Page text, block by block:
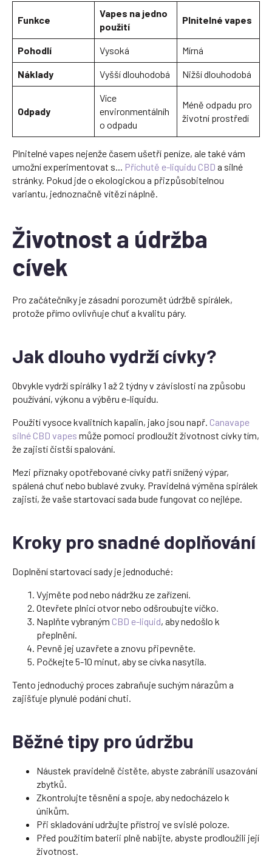
Funkce
Vapes na jedno
použití
Plnitelné vapes
Pohodlí Vysoká Mírná
Náklady Vyšší dlouhodobá Nižší dlouhodobá
Odpady
Více
environmentálníh
o odpadu
Méně odpadu pro
životní prostředí
Plnitelné vapes nejenže časem ušetří peníze, ale také vám
umožní experimentovat s...
Příchutě e-liquidu CBD a silné
stránky. Pokud jde o ekologickou a přizpůsobitelnou
variantu, jednoznačně vítězí náplně.
Životnost a údržba
cívek
Pro začátečníky je zásadní porozumět údržbě spirálek,
protože přímo ovlivňuje chuť a kvalitu páry.
Jak dlouho vydrží cívky?
Obvykle vydrží spirálky 1 až 2 týdny v závislosti na způsobu
používání, výkonu a výběru e-liquidu.
Použití vysoce kvalitních kapalin, jako jsou např. Canavape
silné CBD vapes může pomoci prodloužit životnost cívky tím,
že zajistí čistší spalování.
Mezi příznaky opotřebované cívky patří snížený výpar,
spálená chuť nebo bublavé zvuky. Pravidelná výměna spirálek
zajistí, že vaše startovací sada bude fungovat co nejlépe.
Kroky pro snadné doplňování
Doplnění startovací sady je jednoduché:
Vyjměte pod nebo nádržku ze zařízení.
Otevřete plnicí otvor nebo odšroubujte víčko.
Naplňte vybraným CBD e-liquid, aby nedošlo k
přeplnění.
Pevně jej uzavřete a znovu připevněte.
Počkejte 5-10 minut, aby se cívka nasytila.
Tento jednoduchý proces zabraňuje suchým nárazům a
zajišťuje plynulé podání chuti.
Běžné tipy pro údržbu
Náustek pravidelně čistěte, abyste zabránili usazování
zbytků.
Zkontrolujte těsnění a spoje, aby nedocházelo k
únikům.
Při skladování udržujte přístroj ve svislé poloze.
Před použitím baterii plně nabijte, abyste prodloužili její
životnost.